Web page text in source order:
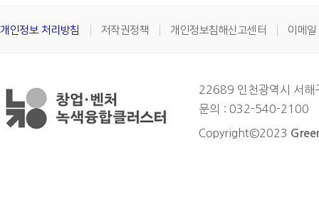
개인정보 처리방침 저작권정책 개인정보침해신고센터 이메
22689 인천광역시 서해
문의 : 032-540-2100
Copyright©2023